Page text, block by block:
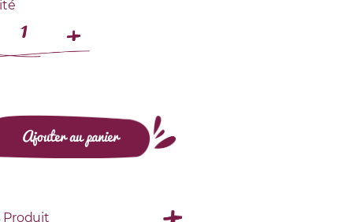
Ajouter au panier
Produit